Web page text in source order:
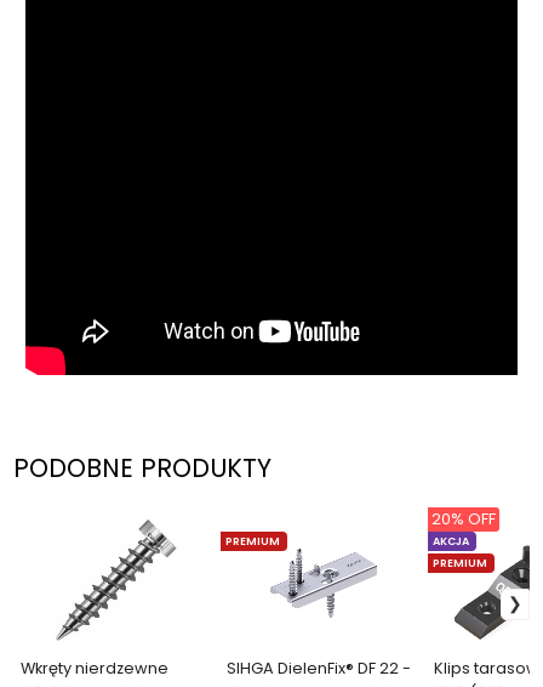
PODOBNE PRODUKTY
Wkręty nierdzewne
SIHGA DielenFix® DF 22 -
PREMIUM
Klips
AKCJA
PREMIUM
20% OFF